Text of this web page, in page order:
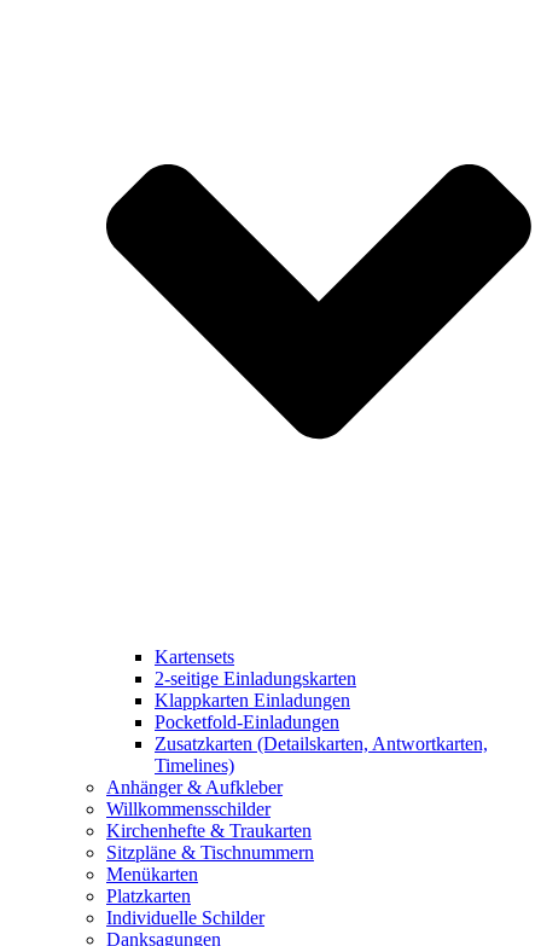
Kartensets
2-seitige Einladungskarten
Klappkarten Einladungen
Pocketfold-Einladungen
Zusatzkarten (Detailskarten, Antwortkarten,
Timelines)
Anhänger & Aufkleber
Willkommensschilder
Kirchenhefte & Traukarten
Sitzpläne & Tischnummern
Menükarten
Platzkarten
Individuelle Schilder
Danksagungen